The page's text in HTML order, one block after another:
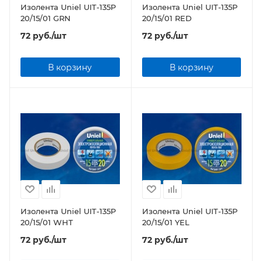
Изолента Uniel UIT-135P
20/15/01 GRN
72 руб./шт
В корзину
Изолента Uniel UIT-135P
20/15/01 RED
72руб./шт
В корзину
Изолента Uniel UIT-135P
20/15/01 WHT
72 руб./шт
Изолента Uniel UIT-135P
20/15/01 YEL
72руб./шт